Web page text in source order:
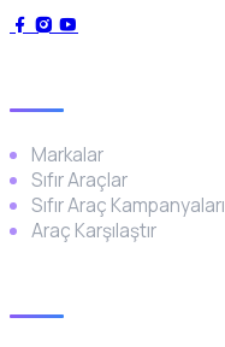
Markalar
Sıfır Araçlar
Sıfır Araç Kampanyaları
Araç Karşılaştır